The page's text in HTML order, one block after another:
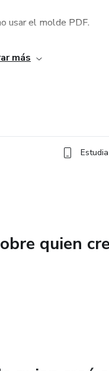
usar el molde PDF.
de piezas con precisión
online y a tu ritmo.
más
quien